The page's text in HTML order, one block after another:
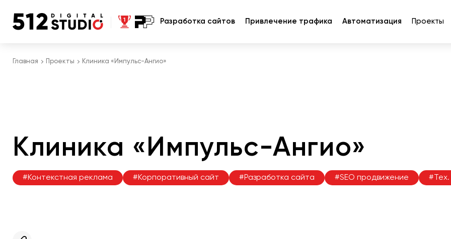
Разработка сайтов Привлечение трафика Автоматизация Проекты
Главная Проекты Клиника «Импульс-Ангио»
Клиника «Импульс-Ангио»
#Контекстная реклама #Корпоративный сайт #Разработка сайта #SEO продвижение